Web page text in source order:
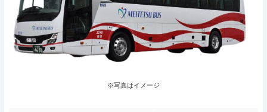
※写真はイメージ